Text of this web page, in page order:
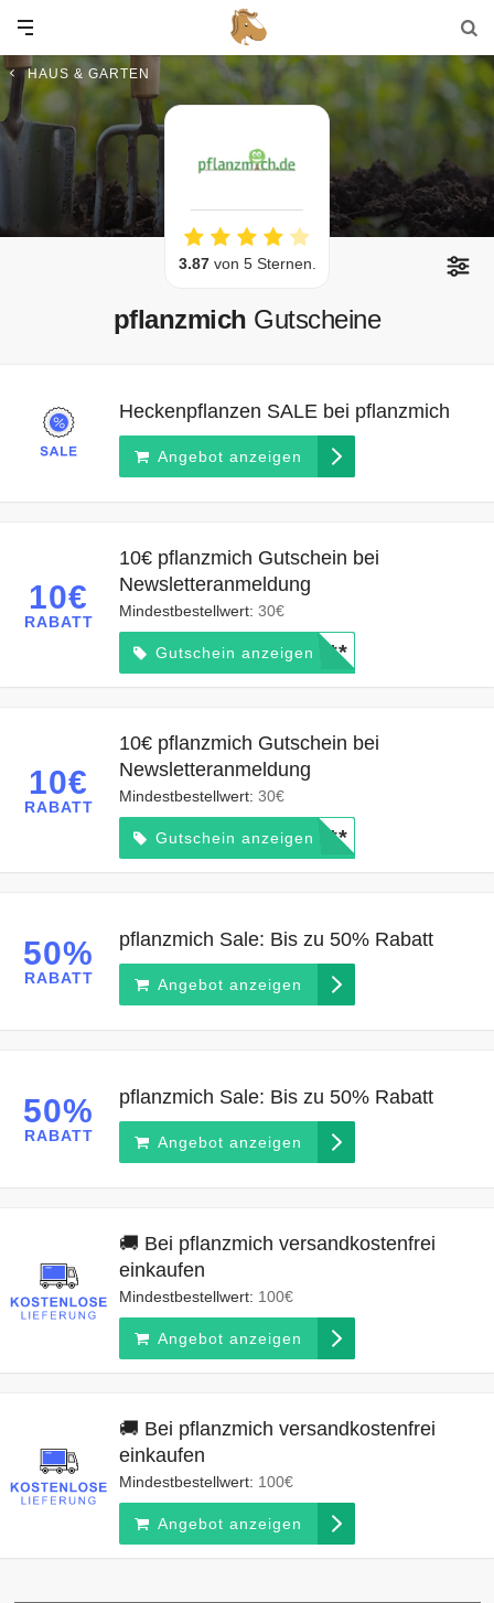
HAUS & GARTEN
3.87von 5 Sternen.
pflanzmich Gutscheine
Heckenpflanzen SALE bei pflanzmich
Angebot anzeigen
10€
RABATT
10€ pflanzmich Gutschein bei
Newsletteranmeldung
Mindestbestellwert: 30€
Gutschein anzeigen*****
10€
RABATT
10€ pflanzmich Gutschein bei
Newsletteranmeldung
Mindestbestellwert: 30€
Gutschein anzeigen*****
50%
RABATT
pflanzmich Sale: Bis zu 50% Rabatt
Angebot anzeigen
50%
RABATT
pflanzmich Sale: Bis zu 50% Rabatt
Angebot anzeigen
🚚 Bei pflanzmich versandkostenfrei
einkaufen
Mindestbestellwert: 100€
Angebot anzeigen
🚚 Bei pflanzmich versandkostenfrei
einkaufen
Mindestbestellwert: 100€
Angebot anzeigen